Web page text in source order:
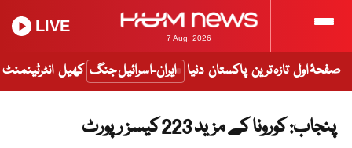
7 Aug, 2026
LIVE
صفحۂ اول تازہ ترین پاکستان دنیا ایران-اسرائیل جنگ کھیل انٹرٹینمنٹ
پنجاب: کورونا کے مزید 223 کیسز رپورٹ